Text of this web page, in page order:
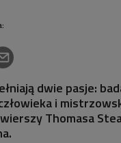
dwie pasje:
i
Thomasa